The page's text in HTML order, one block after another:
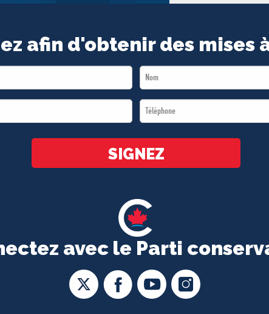
avec le Parti
afin d'obtenir des mises
Last
Name
Téléphone
*
SIGNEZ